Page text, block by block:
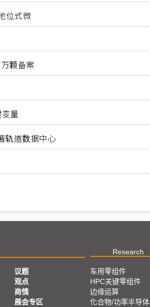
位式微
颗备案
量
轨道数据中心
Research
议题
观点
商情
展会专区
车用零组件
HPC关键零组件
边缘运算
化合物/功率半导体